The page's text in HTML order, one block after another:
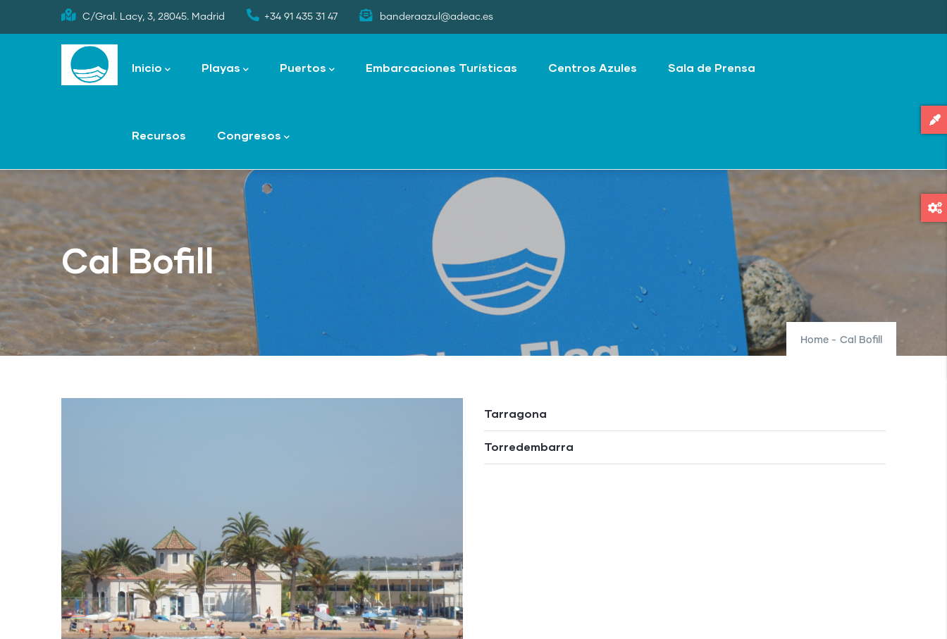
to
C/Gral. Lacy, 3, 28045. Madrid +34 91 435 31 47 banderaazul@adeac.es
navigation
Inicio Playas Puertos Embarcaciones Turísticas Centros Azules Sala de Prensa
Recursos Congresos
Cal Bofill
Home - Cal Bofill
Tarragona
Torredembarra